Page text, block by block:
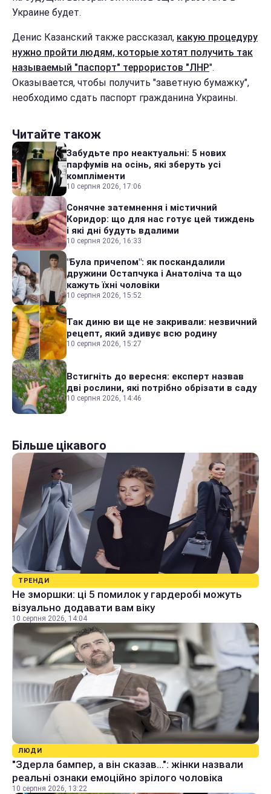
Украине будет.
Денис Казанский также рассказал, какую процедуру
нужно пройти людям, которые хотят получить так
называемый "паспорт" террористов "ЛНР".
Оказывается, чтобы получить "заветную бумажку",
необходимо сдать паспорт гражданина Украины.
Читайте також
Забудьте про неактуальні: 5 нових
парфумів на осінь, які зберуть усі
компліменти
10 серпня 2026, 17:06
Сонячне затемнення і містичний
Коридор: що для нас готує цей тиждень
і які дні будуть вдалими
10 серпня 2026, 16:33
"Була причепом": як поскандалили
дружини Остапчука і Анатоліча та що
кажуть їхні чоловіки
10 серпня 2026, 15:52
Так диню ви ще не закривали: незвичний
рецепт, який здивує всю родину
10 серпня 2026, 15:27
Встигніть до вересня: експерт назвав
дві рослини, які потрібно обрізати в саду
10 серпня 2026, 14:46
Більше цікавого
ТРЕНДИ
Не зморшки: ці 5 помилок у гардеробі можуть
візуально додавати вам віку
10 серпня 2026, 14:04
ЛЮДИ
"Здерла бампер, а він сказав...": жінки назвали
реальні ознаки емоційно зрілого чоловіка
10 серпня 2026, 13:22